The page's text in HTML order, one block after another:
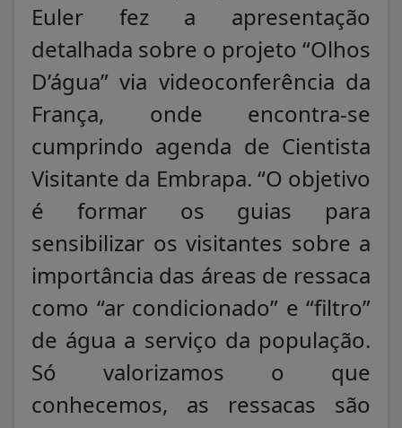
Euler fez a apresentação
detalhada sobre o projeto “Olhos
D’água” via videoconferência da
França, onde encontra-se
cumprindo agenda de Cientista
Visitante da Embrapa. “O objetivo
é formar os guias para
sensibilizar os visitantes sobre a
importância das áreas de ressaca
como “ar condicionado” e “filtro”
de água a serviço da população.
Só valorizamos o que
conhecemos, as ressacas são